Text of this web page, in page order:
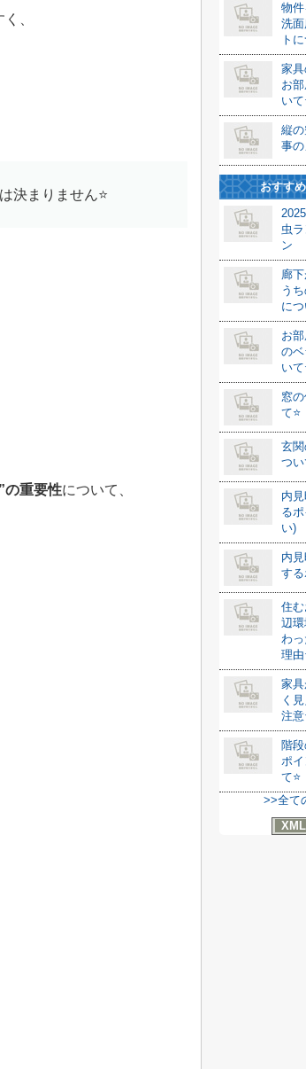
、
決まりません⭐️
の重要性について、
物
洗
ト
家具
お
いて
縦
事の
おすす
虫
ン
廊
う
につ
お
の
いて
窓
て⭐️
玄
つい
内
るポ
い)
内
する
住
辺
わ
理由
家
く
注意
階
ポ
て⭐️
>>全て
XML